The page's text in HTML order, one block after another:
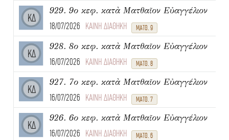
ΚΔ
929. 9ο κεφ. κατὰ Ματθαῖον Εὐαγγέλιον
18/07/2026 ΚΑΙΝΗ ΔΙΑΘΗΚΗ ΜΑΤΘ. 9
ΚΔ
928. 8ο κεφ. κατὰ Ματθαῖον Εὐαγγέλιον
16/07/2026 ΚΑΙΝΗ ΔΙΑΘΗΚΗ ΜΑΤΘ. 8
ΚΔ
927. 7ο κεφ. κατὰ Ματθαῖον Εὐαγγέλιον
16/07/2026 ΚΑΙΝΗ ΔΙΑΘΗΚΗ ΜΑΤΘ. 7
ΚΔ
926. 6ο κεφ. κατὰ Ματθαῖον Εὐαγγέλιον
16/07/2026 ΚΑΙΝΗ ΔΙΑΘΗΚΗ ΜΑΤΘ. 6